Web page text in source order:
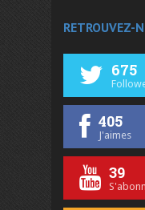
RETROUVEZ-
675
405
J'aimes
39